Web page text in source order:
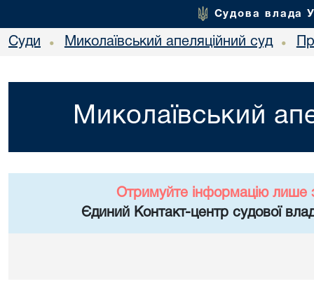
Судова влада
Суди • Миколаївський апеляційний суд •
Миколаївський
Отримуйте інформацію лише
Єдиний Контакт-центр судової